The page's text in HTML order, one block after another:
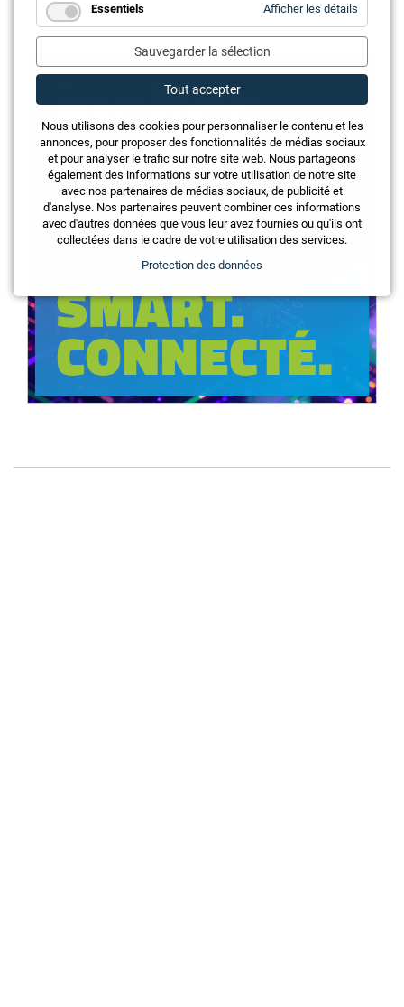
Annonce
Essentiels Afficher les détails
Sauvegarder la sélection
Tout accepter
Nous utilisons des cookies pour personnaliser le contenu et les
annonces, pour proposer des fonctionnalités de médias sociaux
et pour analyser le trafic sur notre site web. Nous partageons
également des informations sur votre utilisation de notre site
avec nos partenaires de médias sociaux, de publicité et
d'analyse. Nos partenaires peuvent combiner ces informations
avec d'autres données que vous leur avez fournies ou qu'ils ont
collectées dans le cadre de votre utilisation des services.
Protection des données